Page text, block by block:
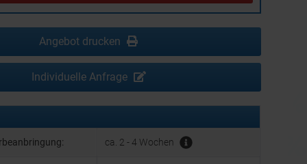
Angebot drucken
Individuelle Anfrage
ca. 2 - 4 Wochen